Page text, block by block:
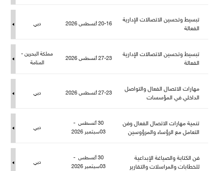
تبسيط وتحسين الاتصالات الإدارية
الفعالة
20-16 أغسطس 2026 دبي
تبسيط وتحسين الاتصالات الإدارية
الفعالة
27-23 أغسطس 2026
كة البحرين -
المنامة
هارات الاتصال الفعال والتواص
الداخلي في المؤسسات
27-23 أغسطس 2026 دبي
تنمية مهارات الاتصال الفعال وفن
التعامل مع الرؤساء والمرؤوسين
30 أغسطس -
03سبتمبر 2026
دبي
فن الكتابة والصياغة الإبداعية
خطابات والمراسلات والتقارير
30 أغسطس -
03سبتمبر 2026
دبي